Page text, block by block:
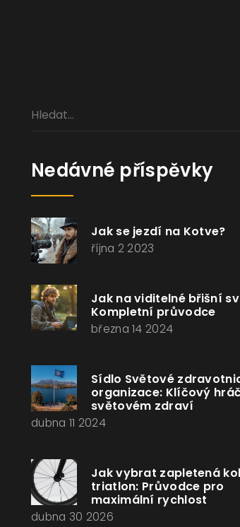
Nedávné příspěvky
Jak se jezdí na Kotve?
října 2 2023
Jak na viditelné břišní
Kompletní průvodce
března 14 2024
Sídlo Světové
organizace: Klíčový
světovém zdraví
dubna 11 2024
Jak vybrat zapletená
triatlon: Průvodce pro
maximální rychlost
dubna 30 2026